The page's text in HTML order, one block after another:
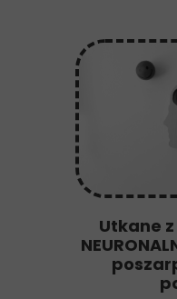
Utkane z